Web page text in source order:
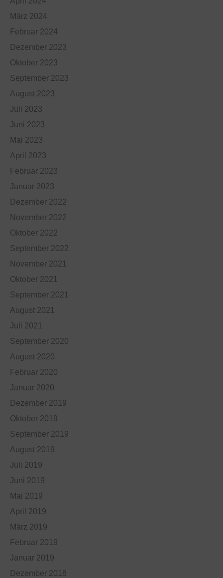
März 2024
Februar 2024
Dezember 2023
Oktober 2023
September 2023
August 2023
Juli 2023
Juni 2023
Mai 2023
April 2023
Februar 2023
Januar 2023
Dezember 2022
November 2022
Oktober 2022
September 2022
November 2021
Oktober 2021
September 2021
August 2021
Juli 2021
September 2020
August 2020
Februar 2020
Januar 2020
Dezember 2019
Oktober 2019
September 2019
August 2019
Juli 2019
Juni 2019
Mai 2019
April 2019
März 2019
Februar 2019
Januar 2019
Dezember 2018